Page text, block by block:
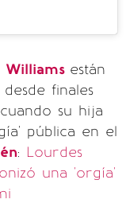
Williams están
finales
su hija
pública en el
: Lourdes
una 'orgía'